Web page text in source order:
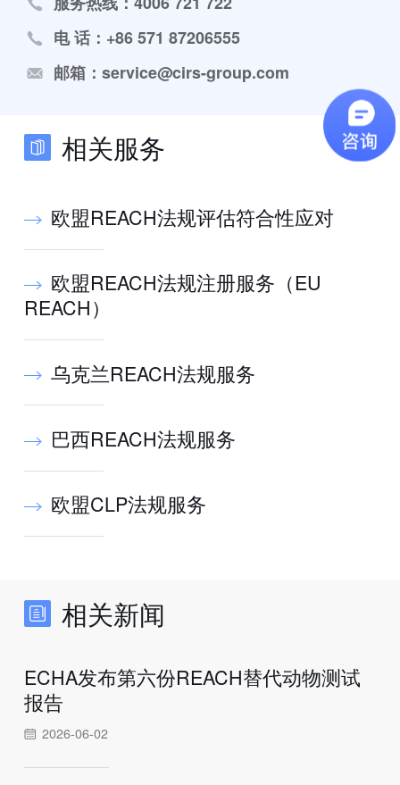
电 话：+86 571 87206555
邮箱：service@cirs-group.com
相关服务
欧盟REACH法规评估符合性应对
欧盟REACH法规注册服务（EU
REACH）
乌克兰REACH法规服务
巴西REACH法规服务
欧盟CLP法规服务
相关新闻
ECHA发布第六份REACH替代动物测试
报告
2026-06-02